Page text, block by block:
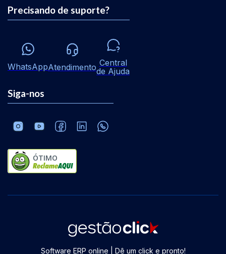
Precisando de suporte?
WhatsAppAtendimento Central
de Ajuda
Siga-nos
ÓTIMO
Software ERP online | Dê um click e pronto!